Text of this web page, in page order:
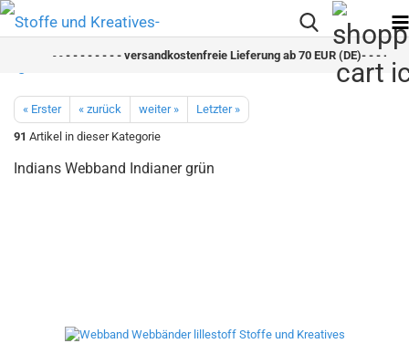
- -- - - - - - - - versandkostenfreie Lieferung ab 70 EUR (DE)- - - - - -
« Erster « zurück weiter »
Letzter »
91 Artikel in dieser Kategorie
Indians Webband Indianer grün